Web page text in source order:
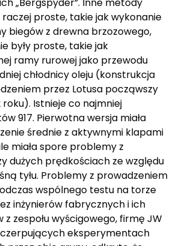
raczej proste, takie jak wykonanie
biegów z drewna brzozowego,
były proste, takie jak
ramy rurowej jako przewodu
chłodnicy oleju (konstrukcja
przez Lotusa począwszy
roku). Istnieje co najmniej
917. Pierwotna wersja miała
średnie z aktywnymi klapami
miała spore problemy z
dużych prędkościach ze względu
tyłu. Problemy z prowadzeniem
wspólnego testu na torze
inżynierów fabrycznych i ich
zespołu wyścigowego, firmę JW
eksperymentach